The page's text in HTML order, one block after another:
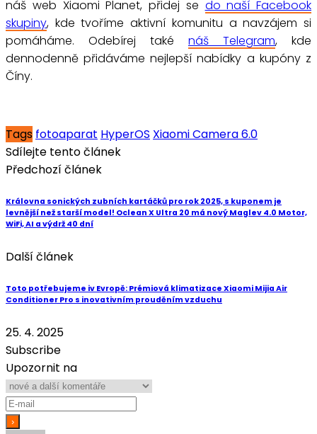
náš web Xiaomi Planet, přidej se do naší Facebook
skupiny, kde tvoříme aktivní komunitu a navzájem si
pomáháme. Odebírej také náš Telegram, kde
dennodenně přidáváme nejlepší nabídky a kupóny z
Číny.
Tags fotoaparat HyperOS Xiaomi Camera 6.0
Sdílejte tento článek
Předchozí článek
Královna sonických zubních kartáčků pro rok 2025, s kuponem je
levnější než starší model! Oclean X Ultra 20 má nový Maglev 4.0 Motor,
WiFi, AI a výdrž 40 dní
Další článek
Toto potřebujeme iv Evropě: Prémiová klimatizace Xiaomi Mijia Air
Conditioner Pro s inovativním prouděním vzduchu
25. 4. 2025
Subscribe
Upozornit na